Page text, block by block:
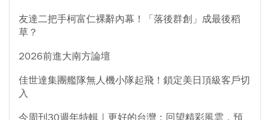
友達二把手柯富仁裸辭內幕！「落後群創」成最後稻
草？
2026前進大南方論壇
佳世達集團艦隊無人機小隊起飛！鎖定美日頂級客戶切
入